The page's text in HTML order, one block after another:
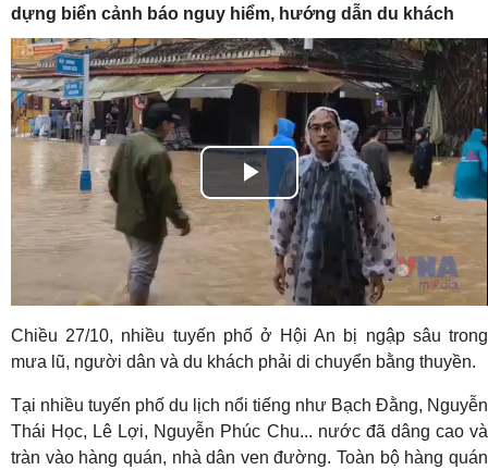
dựng biển cảnh báo nguy hiểm, hướng dẫn du khách
Play
Video
Chiều 27/10, nhiều tuyến phố ở Hội An bị ngập sâu trong
mưa lũ, người dân và du khách phải di chuyển bằng thuyền.
Tại nhiều tuyến phố du lịch nổi tiếng như Bạch Đằng, Nguyễn
Thái Học, Lê Lợi, Nguyễn Phúc Chu... nước đã dâng cao và
tràn vào hàng quán, nhà dân ven đường. Toàn bộ hàng quán